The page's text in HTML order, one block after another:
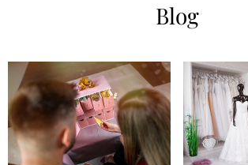
Blog